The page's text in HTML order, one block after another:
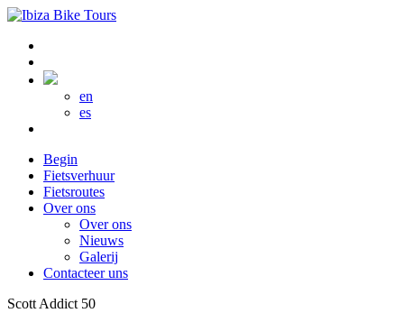
en
es
Begin
Fietsverhuur
Fietsroutes
Over ons
Over ons
Nieuws
Galerij
Contacteer uns
Scott Addict 50